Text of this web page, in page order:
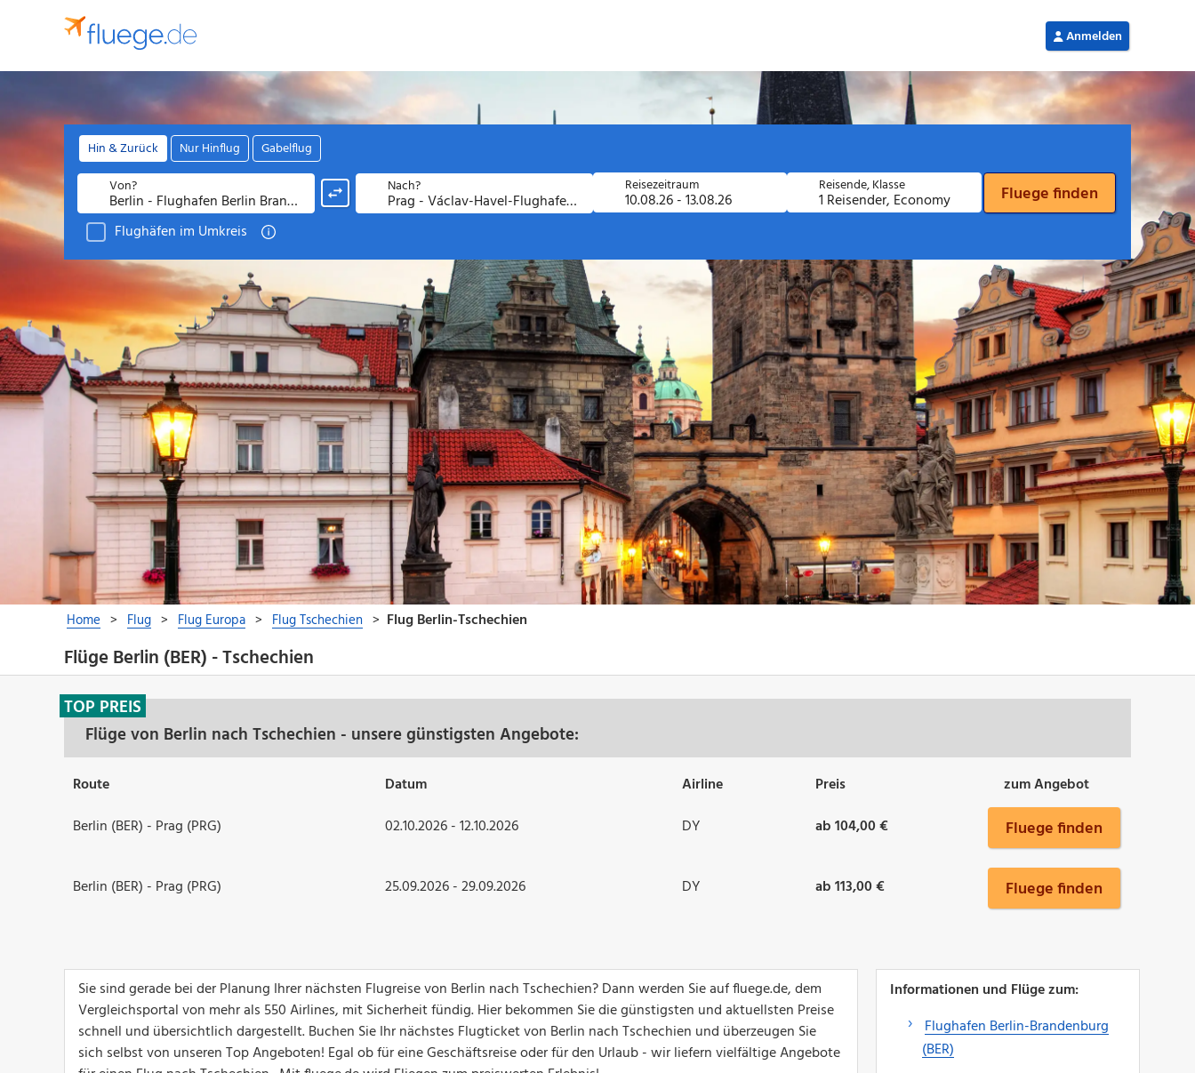
Flüge Berlin (BER) - Tschechien
Flüge von Berlin nach Tschechien - unsere günstigsten Angebote:
TOP PREIS
Route Datum Airline Preis
zum Angebot
Berlin (BER) - Prag (PRG)
02.10.2026 - 12.10.2026 DY ab 104,00 € Fluege finden
Berlin (BER) - Prag (PRG) 25.09.2026 - 29.09.2026 DY ab 113,00 € Fluege finden
Sie sind gerade bei der Planung Ihrer nächsten Flugreise von Berlin nach Tschechien? Dann werden Sie auf fluege.de, dem
Vergleichsportal von mehr als 550 Airlines, mit Sicherheit fündig. Hier bekommen Sie die günstigsten und aktuellsten Preise
schnell und übersichtlich dargestellt. Buchen Sie Ihr nächstes Flugticket von Berlin nach Tschechien und überzeugen Sie
sich selbst von unseren Top Angeboten! Egal ob für eine Geschäftsreise oder für den Urlaub - wir liefern vielfältige Angebote
Informationen und Flüge zum:
Flughafen Berlin-Brandenburg
(BER)